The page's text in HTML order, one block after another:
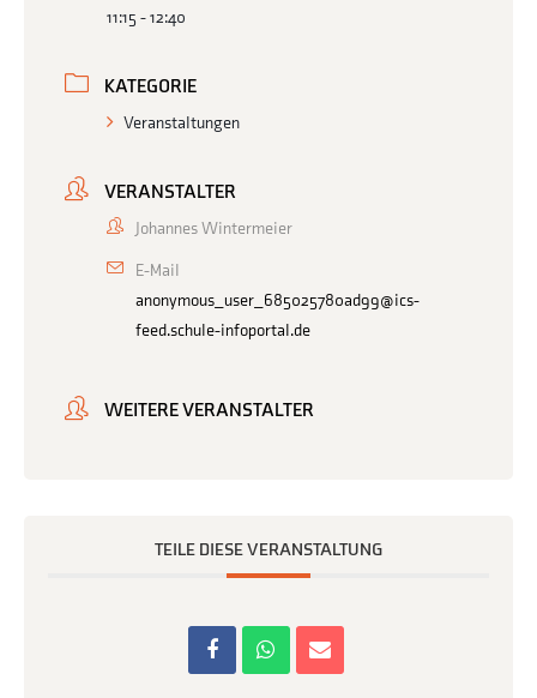
11:15 - 12:40
KATEGORIE
Veranstaltungen
VERANSTALTER
Johannes Wintermeier
E-Mail
anonymous_user_685025780ad99@ics-
feed.schule-infoportal.de
WEITERE VERANSTALTER
TEILE DIESE VERANSTALTUNG